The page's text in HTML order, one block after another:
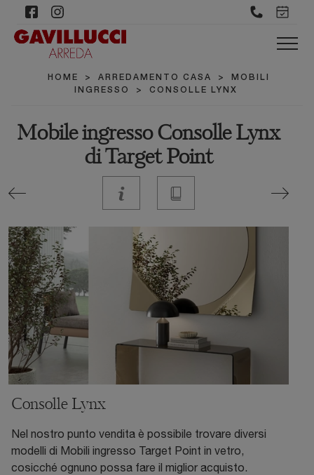
HOME > ARREDAMENTO CASA >
MOBILI
INGRESSO
> CONSOLLE LYNX
Mobile ingresso Consolle Lynx
di Target Point
Consolle Lynx
Nel nostro punto vendita è possibile trovare diversi
modelli di Mobili ingresso Target Point in vetro,
cosicché ognuno possa fare il miglior acquisto.